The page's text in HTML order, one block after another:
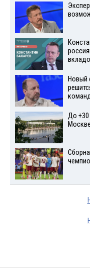
Новый
До +30